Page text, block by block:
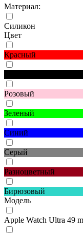
Материал:
Силикон
Цвет
Красный
Розовый
Зеленый
Синий
Серый
Разноцветный
Бирюзовый
Модель
Apple Watch Ultra 49